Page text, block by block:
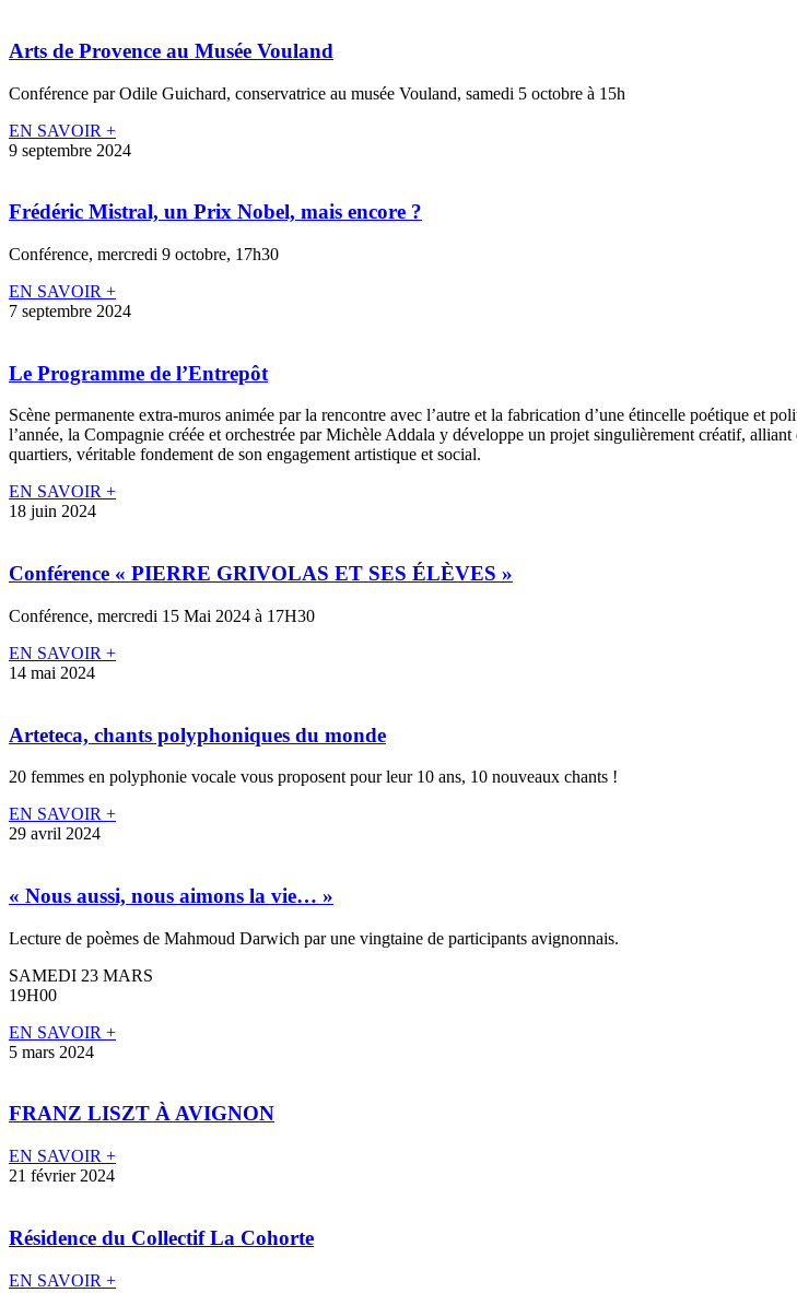
Arts de Provence au Musée Vouland
Conférence par Odile Guichard, conservatrice au musée Vouland, samedi 5 octobre à 15h
EN SAVOIR +
9 septembre 2024
Frédéric Mistral, un Prix Nobel, mais encore ?
Conférence, mercredi 9 octobre, 17h30
EN SAVOIR +
7 septembre 2024
Le Programme de l’Entrepôt
Scène permanente extra-muros animée par la rencontre avec l’autre et la fabrication d’une étincelle poétique et
l’année, la Compagnie créée et orchestrée par Michèle Addala y développe un projet singulièrement créatif,
quartiers, véritable fondement de son engagement artistique et social.
EN SAVOIR +
18 juin 2024
Conférence « PIERRE GRIVOLAS ET SES ÉLÈVES »
Conférence, mercredi 15 Mai 2024 à 17H30
EN SAVOIR +
14 mai 2024
Arteteca, chants polyphoniques du monde
20 femmes en polyphonie vocale vous proposent pour leur 10 ans, 10 nouveaux chants !
EN SAVOIR +
29 avril 2024
« Nous aussi, nous aimons la vie… »
Lecture de poèmes de Mahmoud Darwich par une vingtaine de participants avignonnais.
SAMEDI 23 MARS
19H00
EN SAVOIR +
5 mars 2024
FRANZ LISZT À AVIGNON
EN SAVOIR +
21 février 2024
Résidence du Collectif La Cohorte
EN SAVOIR +